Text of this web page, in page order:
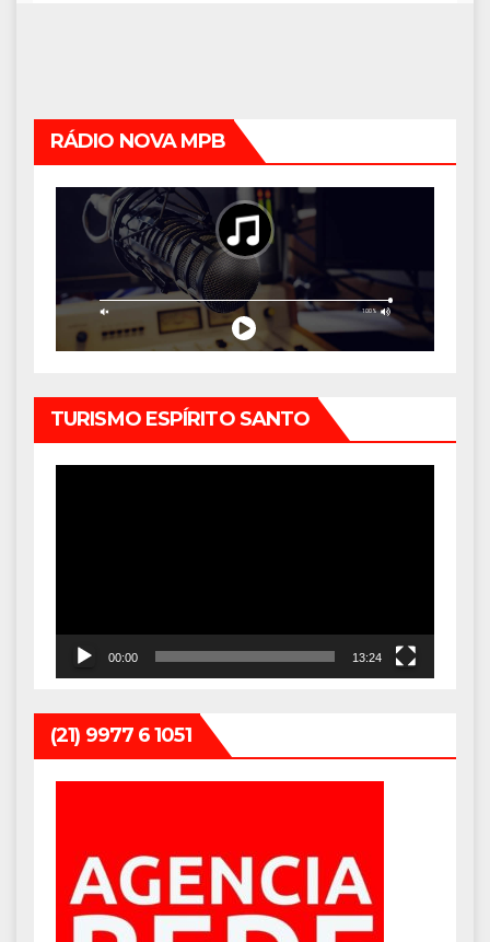
RÁDIO NOVA MPB
TURISMO ESPÍRITO SANTO
00:00 13:24
(21) 9977 6 1051